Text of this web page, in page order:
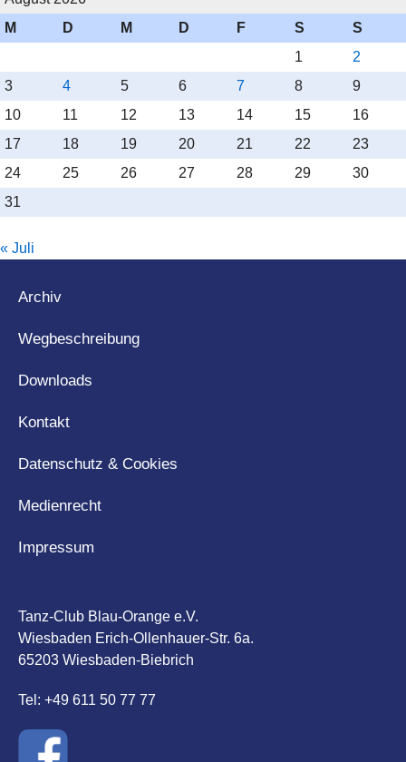
M
D M D F S
S
1
2
3
4 5 6 7 8
9
10
11 12 13 14 15
16
17
18 19 20 21 22
23
24
25 26 27 28 29
30
31
« Juli
Archiv
Wegbeschreibung
Downloads
Kontakt
Datenschutz & Cookies
Medienrecht
Impressum
Tanz-Club Blau-Orange e.V.
Wiesbaden Erich-Ollenhauer-Str. 6a.
65203 Wiesbaden-Biebrich
Tel: +49 611 50 77 77